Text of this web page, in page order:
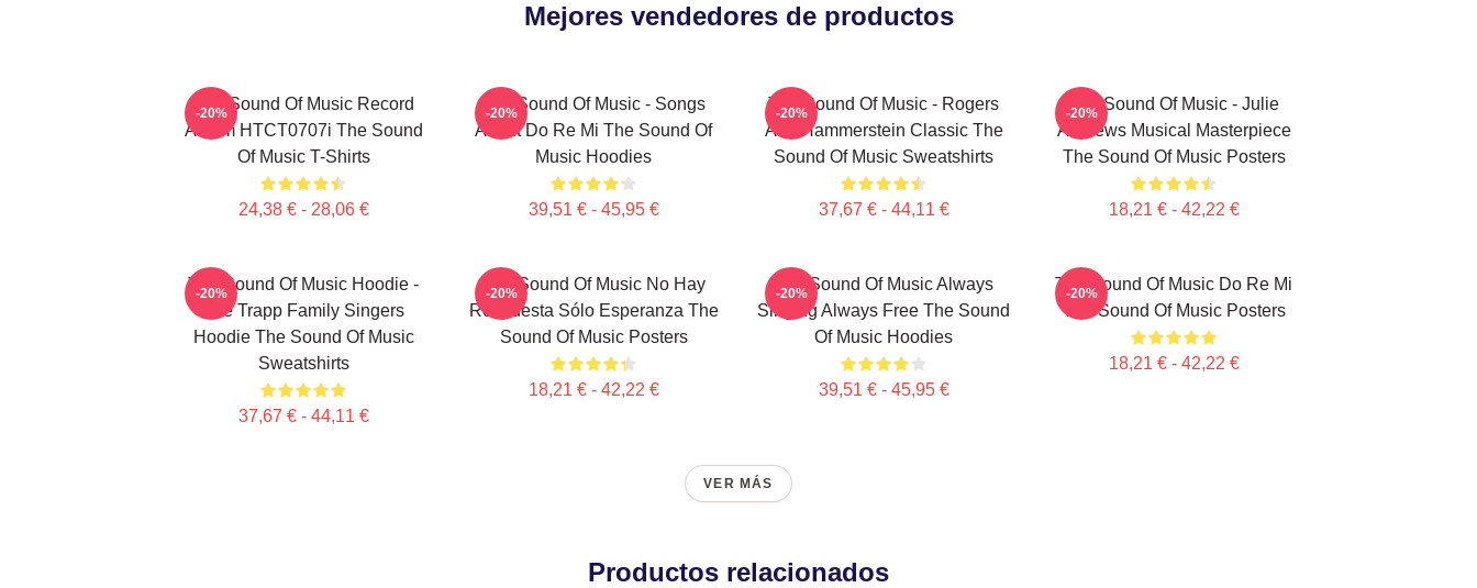
Mejores vendedores de productos
The Sound Of Music Record
Album HTCT0707i The Sound
Of Music T-Shirts
24,38 € - 28,06 €
-20%
The Sound Of Music - Songs
About Do Re Mi The Sound Of
Music Hoodies
39,51 € - 45,95 €
-20%
The Sound Of Music - Rogers
And Hammerstein Classic The
Sound Of Music Sweatshirts
37,67 € - 44,11 €
-20%
The Sound Of Music - Julie
Andrews Musical Masterpiece
The Sound Of Music Posters
18,21 € - 42,22 €
-20%
The Sound Of Music Hoodie -
The Trapp Family Singers
Hoodie The Sound Of Music
Sweatshirts
37,67 € - 44,11 €
-20%
The Sound Of Music No Hay
Respuesta Sólo Esperanza The
Sound Of Music Posters
18,21 € - 42,22 €
-20%
The Sound Of Music Always
Singing Always Free The Sound
Of Music Hoodies
39,51 € - 45,95 €
-20%
The Sound Of Music Do Re Mi
The Sound Of Music Posters
18,21 € - 42,22 €
-20%
VER MÁS
Productos relacionados